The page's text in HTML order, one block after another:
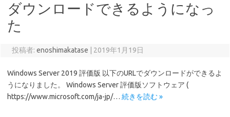
ダウンロードできるようになっ
た
投稿者: enoshimakatase 2019年1月19日
Windows Server 2019 評価版 以下のURLでダウンロードができるよ
うになりました。 Windows Server 評価版ソフトウェア (
https://www.microsoft.com/ja-jp/… 続きを読む »